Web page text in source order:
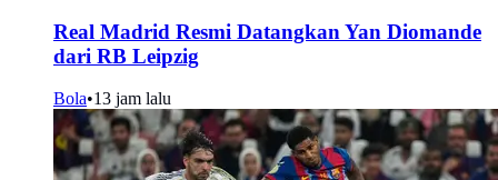
Real Madrid Resmi Datangkan Yan Diomande
dari RB Leipzig
Bola•13 jam lalu